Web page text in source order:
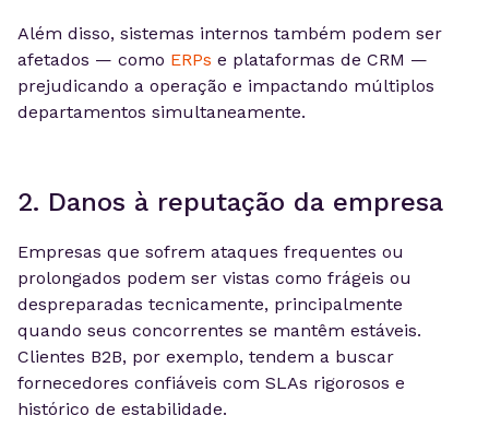
Além disso, sistemas internos também podem ser
afetados — como ERPs e plataformas de CRM —
prejudicando a operação e impactando múltiplos
departamentos simultaneamente.
2. Danos à reputação da empresa
Empresas que sofrem ataques frequentes ou
prolongados podem ser vistas como frágeis ou
despreparadas tecnicamente, principalmente
quando seus concorrentes se mantêm estáveis.
Clientes B2B, por exemplo, tendem a buscar
fornecedores confiáveis com SLAs rigorosos e
histórico de estabilidade.